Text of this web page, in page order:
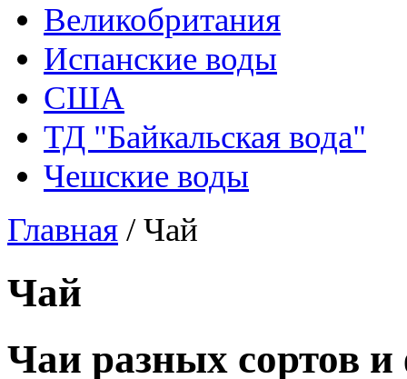
Великобритания
Испанские воды
США
ТД "Байкальская вода"
Чешские воды
Главная /Чай
Чай
Чаи разных сортов и